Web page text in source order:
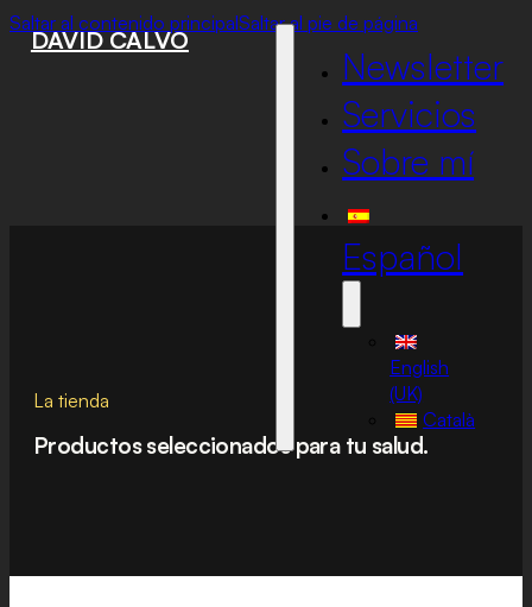
Saltar al contenido principalSaltar al pie de página
DAVID CALVO
Newsletter
Servicios
Sobre mí
Español
English
(UK)
Català
La tienda
Productos seleccionados para tu salud.